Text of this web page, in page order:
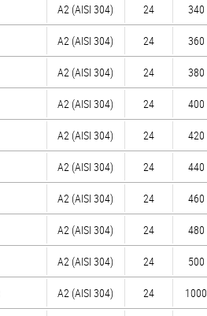
А2 (AISI 304) 24 340
А2 (AISI 304) 24 360
А2 (AISI 304) 24 380
А2 (AISI 304) 24 400
А2 (AISI 304) 24 420
А2 (AISI 304) 24 440
А2 (AISI 304) 24 460
А2 (AISI 304) 24 480
А2 (AISI 304) 24 500
А2 (AISI 304) 24 1000